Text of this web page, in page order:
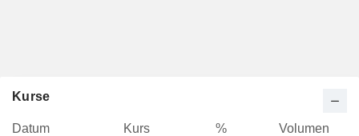
Kurse
Datum Kurs %
Volumen